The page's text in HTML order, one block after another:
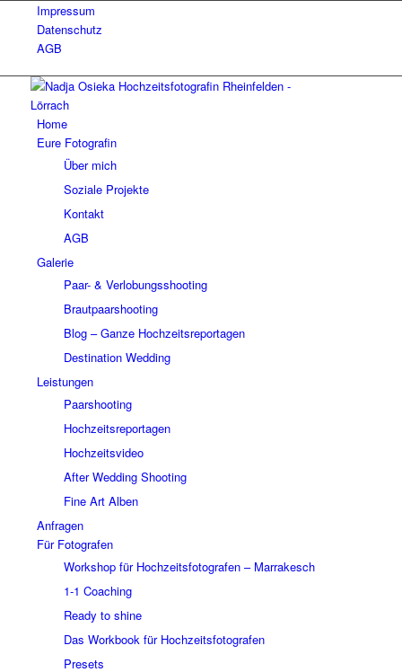
Impressum
Datenschutz
AGB
Home
Eure Fotografin
Über mich
Soziale Projekte
Kontakt
AGB
Galerie
Paar- & Verlobungsshooting
Brautpaarshooting
Blog – Ganze Hochzeitsreportagen
Destination Wedding
Leistungen
Paarshooting
Hochzeitsreportagen
Hochzeitsvideo
After Wedding Shooting
Fine Art Alben
Anfragen
Für Fotografen
Workshop für Hochzeitsfotografen – Marrakesch
1-1 Coaching
Ready to shine
Das Workbook für Hochzeitsfotografen
Presets